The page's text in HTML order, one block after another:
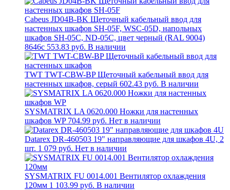
Cabeus JD04B-BK Щеточный кабельный ввод для
настенных шкафов SH-05F, WSC-05D, напольных
шкафов SH-05C, ND-05C, цвет черный (RAL 9004)
8646c 553.83 руб. В наличии
TWT TWT-CBW-BP Щеточный кабельный ввод для
настенных шкафов, серый 602.43 руб. В наличии
SYSMATRIX LA 0620.000 Ножки для настенных
шкафов WP 704.99 руб. Нет в наличии
Datarex DR-460503 19" направляющие для шкафов 4U, 2
шт. 1 079 руб. Нет в наличии
SYSMATRIX FU 0014.001 Вентилятор охлаждения
120мм 1 103.99 руб. В наличии